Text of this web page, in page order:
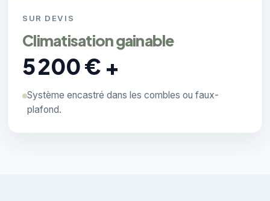
SUR DEVIS
Climatisation gainable
5 200 € +
Système encastré dans les combles ou faux-
plafond.